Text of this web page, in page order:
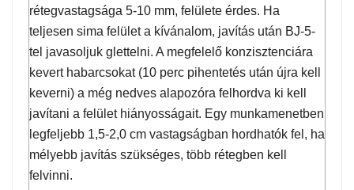
rétegvastagsága 5-10 mm, felülete érdes. Ha
teljesen sima felület a kívánalom, javítás után BJ-5-
tel javasoljuk glettelni. A megfelelő konzisztenciára
kevert habarcsokat (10 perc pihentetés után újra kell
keverni) a még nedves alapozóra felhordva ki kell
javítani a felület hiányosságait. Egy munkamenetben
legfeljebb 1,5-2,0 cm vastagságban hordhatók fel, ha
mélyebb javítás szükséges, több rétegben kell
felvinni.